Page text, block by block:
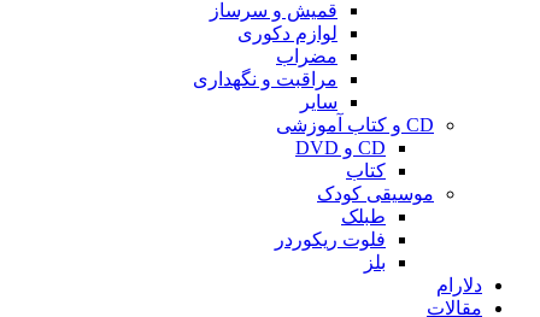
قمیش و سرساز
لوازم دکوری
مضراب
مراقبت و نگهداری
سایر
CD و کتاب آموزشی
CD و DVD
کتاب
موسیقی کودک
طبلک
فلوت ریکوردر
بلز
دلارام
مقالات